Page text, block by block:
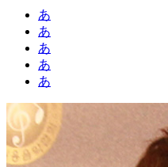
あ
あ
あ
あ
あ